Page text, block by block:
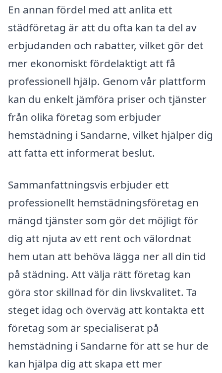
En annan fördel med att anlita ett
städföretag är att du ofta kan ta del av
erbjudanden och rabatter, vilket gör det
mer ekonomiskt fördelaktigt att få
professionell hjälp. Genom vår plattform
kan du enkelt jämföra priser och tjänster
från olika företag som erbjuder
hemstädning i Sandarne, vilket hjälper dig
att fatta ett informerat beslut.
Sammanfattningsvis erbjuder ett
professionellt hemstädningsföretag en
mängd tjänster som gör det möjligt för
dig att njuta av ett rent och välordnat
hem utan att behöva lägga ner all din tid
på städning. Att välja rätt företag kan
göra stor skillnad för din livskvalitet. Ta
steget idag och överväg att kontakta ett
företag som är specialiserat på
hemstädning i Sandarne för att se hur de
kan hjälpa dig att skapa ett mer